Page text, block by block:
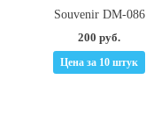
Souvenir DM-086
200 руб.
Цена за 10 штук